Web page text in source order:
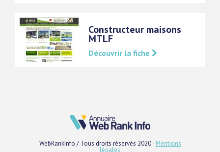
Constructeur maisons
MTLF
Découvrir la fiche
WebRankInfo / Tous droits réservés 2020 - Mentions
légales